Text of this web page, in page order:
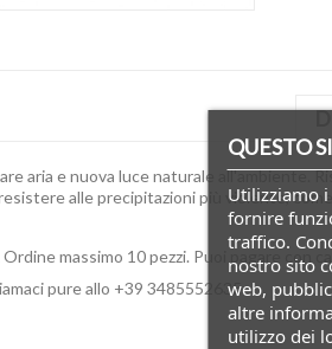
aria e nuova luce naturale
alle precipitazioni più violente,
massimo 10 pezzi. Puoi pagare con
pure allo +39 3485552635
QUESTO
Utilizziamo
fornire
traffico.
nostro sito
web,
altre
utilizzo dei